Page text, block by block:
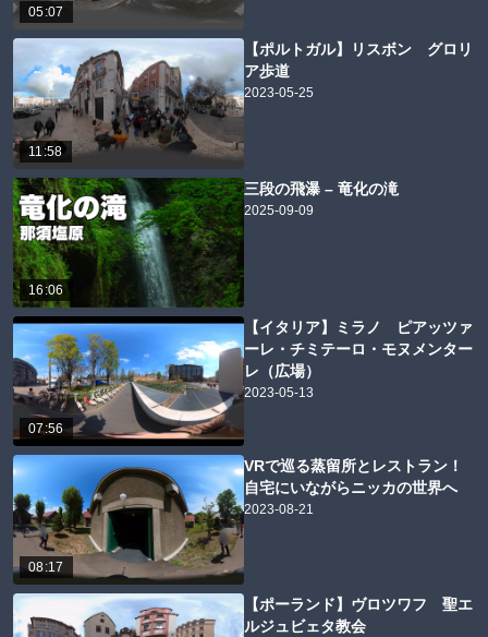
05:07
11:58
【ポルトガル】リスボン グロリ
ア歩道
2023-05-25
16:06
三段の飛瀑 – 竜化の滝
2025-09-09
07:56
【イタリア】ミラノ ピアッツァ
ーレ・チミテーロ・モヌメンター
レ（広場）
2023-05-13
08:17
VRで巡る蒸留所とレストラン！
自宅にいながらニッカの世界へ
2023-08-21
【ポーランド】ヴロツワフ 聖エ
ルジュビェタ教会